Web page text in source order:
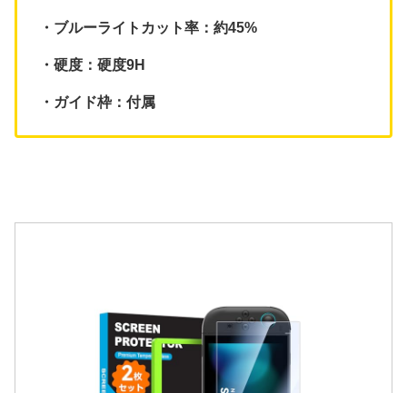
・ブルーライトカット率：約45%
・硬度：硬度9H
・ガイド枠：付属